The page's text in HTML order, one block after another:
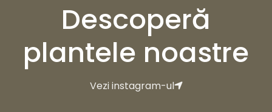
Descoperă
plantele noastre
Vezi instagram-ul